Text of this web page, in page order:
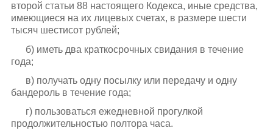
второй статьи 88 настоящего Кодекса, иные средства,
имеющиеся на их лицевых счетах, в размере шести
тысяч шестисот рублей;
б) иметь два краткосрочных свидания в течение
года;
в) получать одну посылку или передачу и одну
бандероль в течение года;
г) пользоваться ежедневной прогулкой
продолжительностью полтора часа.